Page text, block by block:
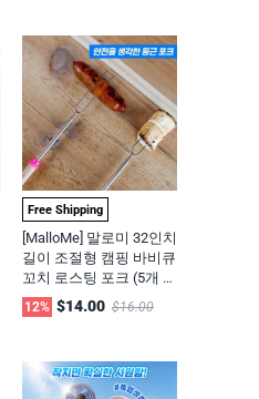
Free Shipping
[MalloMe] 말로미 32인치
길이 조절형 캠핑 바비큐
꼬치 로스팅 포크 (5개 세
트+내열 캔버스 파우치)
304 스테인리스 / 안전
12% $14.00 $16.00